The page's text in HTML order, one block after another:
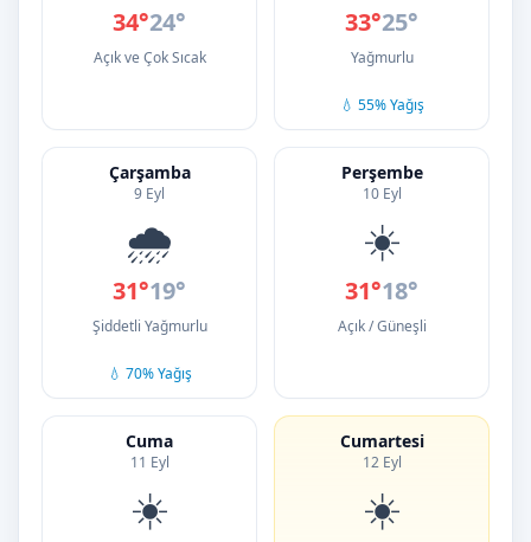
34°24°
Açık ve Çok Sıcak
33°25°
Yağmurlu
💧 55% Yağış
Çarşamba
9 Eyl
🌧️
31°19°
Şiddetli Yağmurlu
💧 70% Yağış
Perşembe
10 Eyl
☀️
31°18°
Açık / Güneşli
Cuma
11 Eyl
☀️
Cumartesi
12 Eyl
☀️